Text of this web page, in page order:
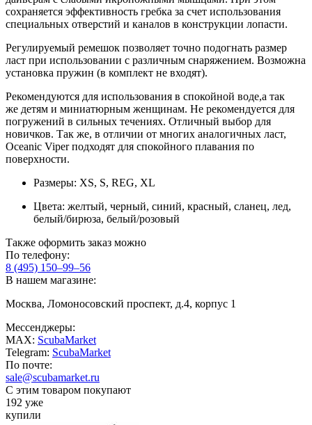
сохраняется эффективность гребка за счет использования
специальных отверстий и каналов в конструкции лопасти.
Регулируемый ремешок позволяет точно подогнать размер
ласт при использовании с различным снаряжением. Возможна
установка пружин (в комплект не входят).
Рекомендуются для использования в спокойной воде,а так
же детям и миниатюрным женщинам. Не рекомендуется для
погружений в сильных течениях. Отличный выбор для
новичков. Так же, в отличии от многих аналогичных ласт,
Oceanic Viper подходят для спокойного плавания по
поверхности.
Размеры: XS, S, REG, XL
Цвета: желтый, черный, синий, красный, сланец, лед,
белый/бирюза, белый/розовый
Также оформить заказ можно
По телефону:
8 (495) 150–99–56
В нашем магазине:
Москва, Ломоносовский проспект, д.4, корпус 1
Мессенджеры:
MAX: ScubaMarket
Telegram: ScubaMarket
По почте:
sale@scubamarket.ru
С этим товаром покупают
192 уже
купили